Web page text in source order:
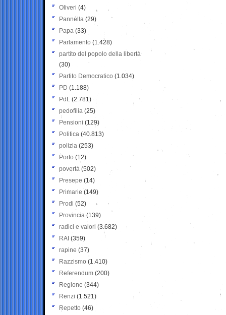
Oliveri (4)
Pannella (29)
Papa (33)
Parlamento (1.428)
partito del popolo della libertà
(30)
Partito Democratico (1.034)
PD (1.188)
PdL (2.781)
pedofilia (25)
Pensioni (129)
Politica (40.813)
polizia (253)
Porto (12)
povertà (502)
Presepe (14)
Primarie (149)
Prodi (52)
Provincia (139)
radici e valori (3.682)
RAI (359)
rapine (37)
Razzismo (1.410)
Referendum (200)
Regione (344)
Renzi (1.521)
Repetto (46)